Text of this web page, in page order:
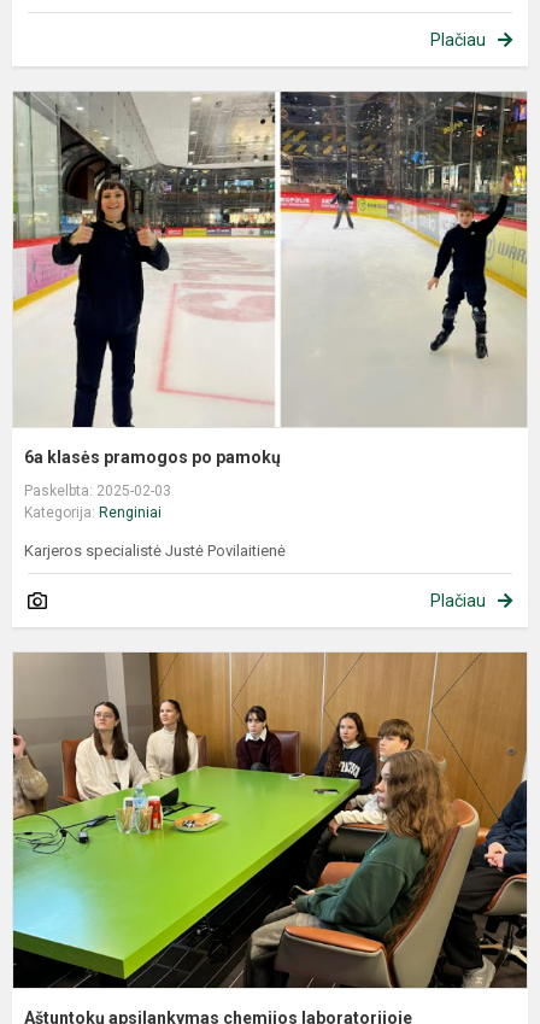
Plačiau
6a klasės pramogos po pamokų
Paskelbta: 2025-02-03
Kategorija: Renginiai
Karjeros specialistė Justė Povilaitienė
Plačiau
Aštuntokų apsilankymas chemijos laboratorijoje